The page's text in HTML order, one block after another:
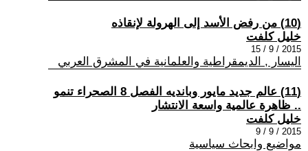
(10) من رفض الأسد إلى الهرولة لإنقاذه
خليل كلفت
2015 / 9 / 15
اليسار , الديمقراطية والعلمانية في المشرق العربي
(11) عالم جديد مايور وبانديه الفصل 8 الصحراء تنمو
.. ظاهرة عالمية واسعة الانتشار
خليل كلفت
2015 / 9 / 9
مواضيع وابحاث سياسية